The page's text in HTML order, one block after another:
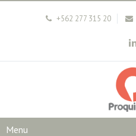
+562 277 315 20
Menu